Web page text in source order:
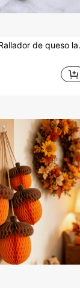
rallador de queso, rallador de chocolate, rallador de limón, rallador de frutas, rallador de cítricos